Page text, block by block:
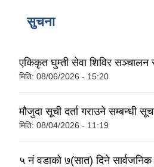
सुचना
एकिकृत घुम्ती सेवा शिविर सञ्‍चालन
मिति: 08/06/2026 - 15:20
मौजुदा सूची दर्ता गराउने सम्बन्धी
मिति: 08/04/2026 - 11:19
५ नं वडाको ७(सात) दिने